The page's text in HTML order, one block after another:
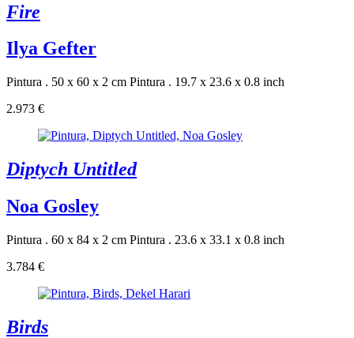
Fire
Ilya Gefter
Pintura . 50 x 60 x 2 cm Pintura . 19.7 x 23.6 x 0.8 inch
2.973 €
Diptych Untitled
Noa Gosley
Pintura . 60 x 84 x 2 cm Pintura . 23.6 x 33.1 x 0.8 inch
3.784 €
Birds